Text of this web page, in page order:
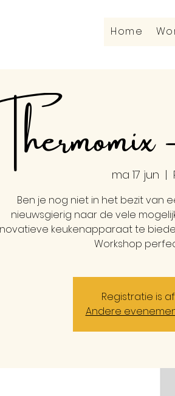
Home
ma 17 jun
  |
Ben je nog niet in het bezit van
nieuwsgierig naar de vele
keukenapparaat te
Workshop
Registratie is
Andere